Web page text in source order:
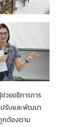
วยอธิการการ
ปรับและพัฒนา
กต้องตาม